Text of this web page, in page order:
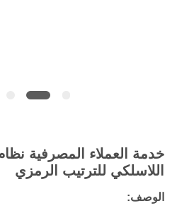
خدمة العملاء المصرفية
اللاسلكي للترتيب الرمزي
الوصف: